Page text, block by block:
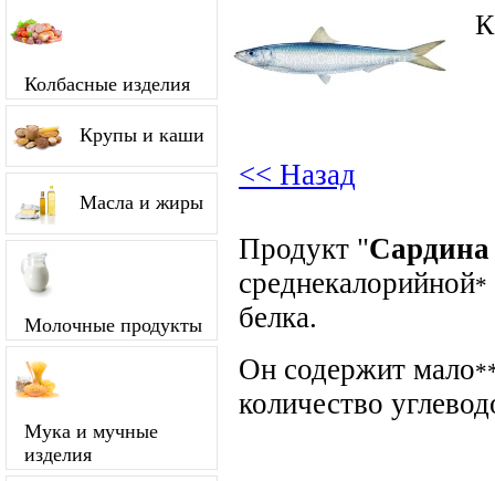
Колбасные изделия
Крупы и каши
Масла и жиры
Молочные продукты
Мука и мучные
изделия
<< Назад
Продукт "Сардина
среднекалорийной*
белка.
Он содержит мало
количество